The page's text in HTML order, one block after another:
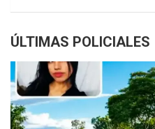
ÚLTIMAS POLICIALES